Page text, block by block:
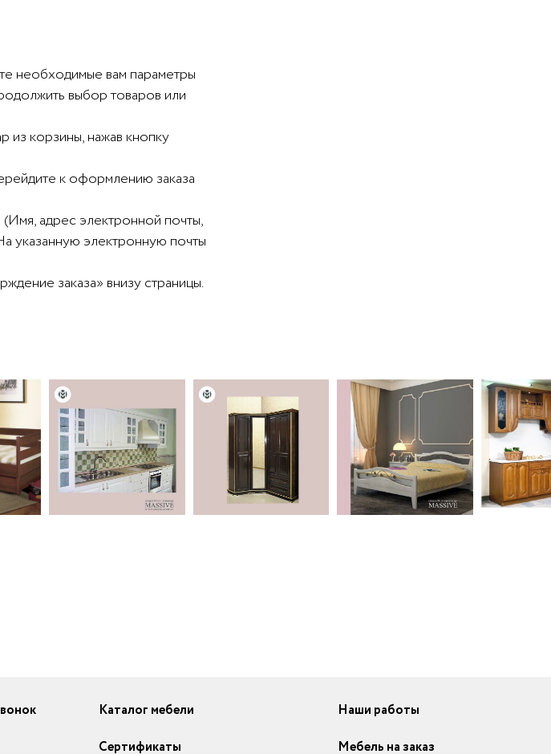
необходимые вам параметры
выбор товаров или
из корзины, нажав кнопку
к оформлению заказа
адрес электронной почты,
указанную электронную почты
заказа» внизу страницы.
Каталог мебели
Сертификаты
Наши работы
Мебель на заказ